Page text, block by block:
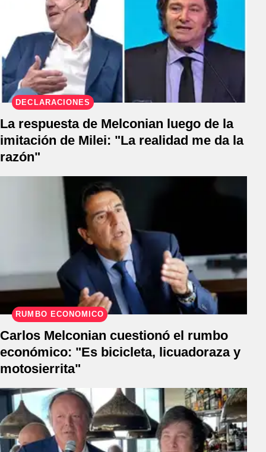
DECLARACIONES
La respuesta de Melconian luego de la
imitación de Milei: "La realidad me da la
razón"
RUMBO ECONÓMICO
Carlos Melconian cuestionó el rumbo
económico: "Es bicicleta, licuadoraza y
motosierrita"